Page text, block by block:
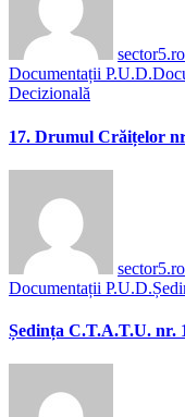
sector5.ro
Documentații P.U.D.
Decizională
17. Drumul Crăițelor
sector5.ro
Documentații P.U.D.
Ședința C.T.A.T.U. nr.